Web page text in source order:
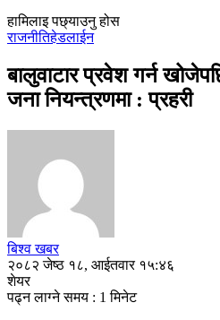
हामिलाइ पछ्याउनु होस
राजनीतिहेडलाईन
बालुवाटार प्रवेश गर्न
जना नियन्त्रणमा : प्रहरी
बिश्व खबर
२०८२ जेष्ठ १८, आईतवार १५:४६
शेयर
पढ्न लाग्ने समय : 1 मिनेट